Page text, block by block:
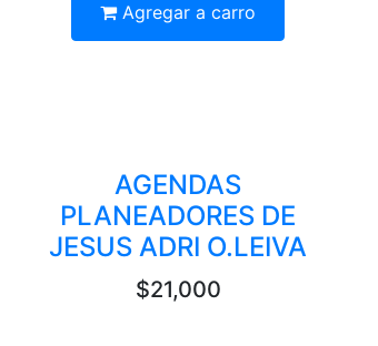
Agregar a carro
AGENDAS
PLANEADORES DE
JESUS ADRI O.LEIVA
$21,000